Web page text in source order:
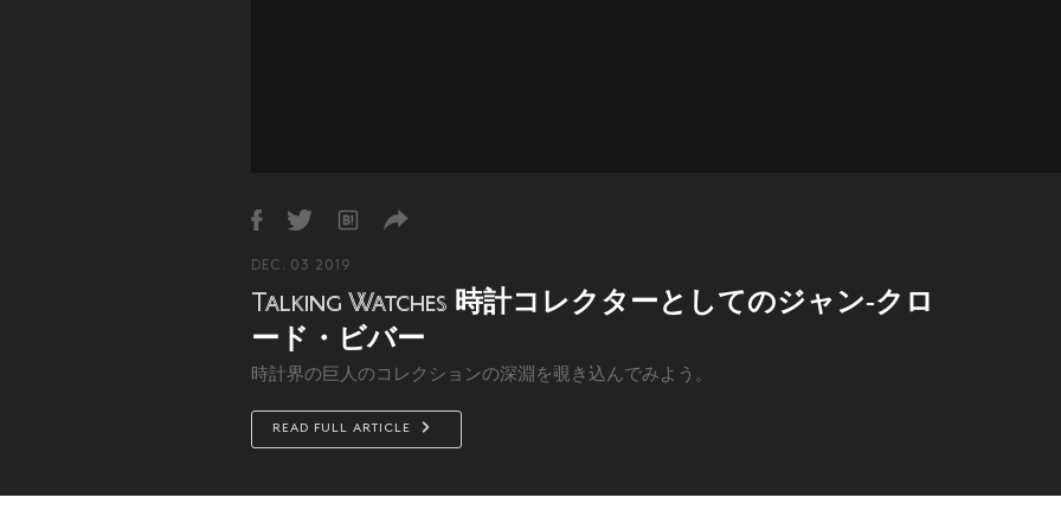
DEC. 03 2019
Talking Watches 時計コレクターとしてのジャン-クロ
ード・ビバー
時計界の巨人のコレクションの深淵を覗き込んでみよう。
READ FULL ARTICLE